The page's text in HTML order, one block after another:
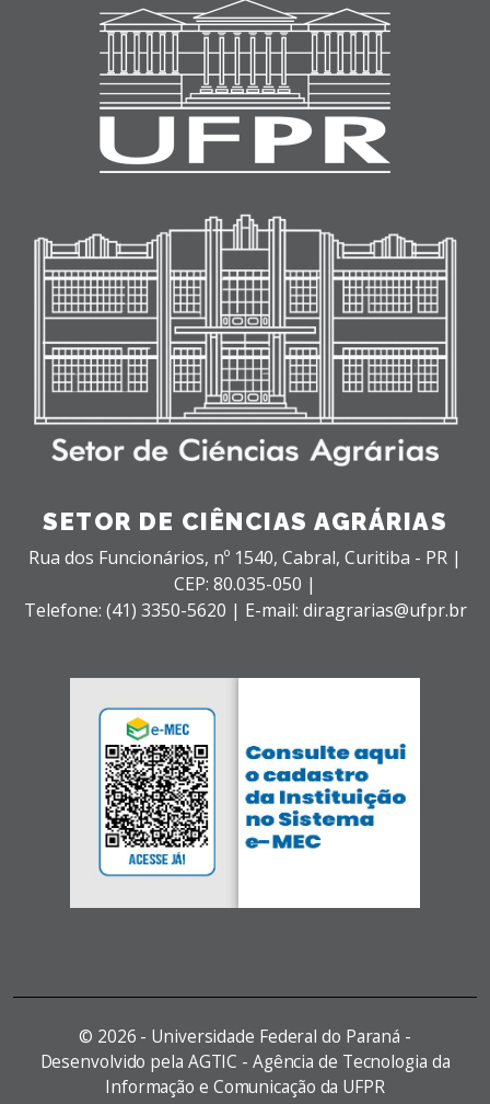
SETOR DE CIÊNCIAS AGRÁRIAS
Rua dos Funcionários, nº 1540, Cabral, Curitiba - PR |
CEP: 80.035-050 |
Telefone: (41) 3350-5620 | E-mail: diragrarias@ufpr.br
© 2026 - Universidade Federal do Paraná -
Desenvolvido pela AGTIC - Agência de Tecnologia da
Informação e Comunicação da UFPR